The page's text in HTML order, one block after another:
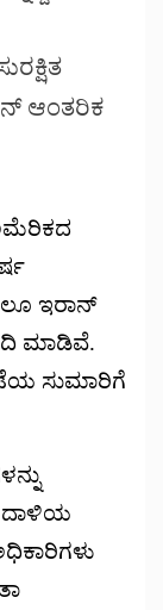
ಆಂತರಿಕ
ಇರಾನ್
ಮಾಡಿವೆ.
ಸುಮಾರಿಗೆ
ದಾಳಿಯ